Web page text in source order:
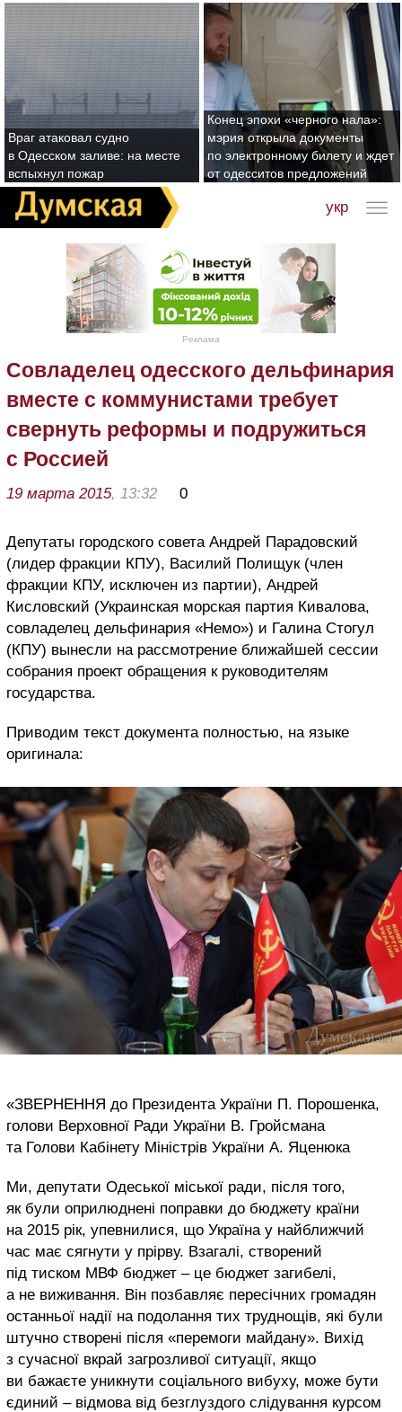
Враг атаковал судно
в Одесском заливе: на месте
вспыхнул пожар
Конец эпохи «черного нала»:
мэрия открыла документы
по электронному билету и ждет
от одесситов предложений
укр
Реклама
Совладелец одесского дельфинария
вместе с коммунистами требует
свернуть реформы и подружиться
с Россией
19 марта 2015, 13:32 0
Депутаты городского совета Андрей Парадовский
(лидер фракции КПУ), Василий Полищук (член
фракции КПУ, исключен из партии), Андрей
Кисловский (Украинская морская партия Кивалова,
совладелец дельфинария «Немо») и Галина Стогул
(КПУ) вынесли на рассмотрение ближайшей сессии
собрания проект обращения к руководителям
государства.
Приводим текст документа полностью, на языке
оригинала:
«ЗВЕРНЕННЯ до Президента України П. Порошенка,
голови Верховної Ради України В. Гройсмана
та Голови Кабінету Міністрів України А. Яценюка
Ми, депутати Одеської міської ради, після того,
як були оприлюднені поправки до бюджету країни
на 2015 рік, упевнилися, що Україна у найближчий
час має сягнути у прірву. Взагалі, створений
під тиском МВФ бюджет – це бюджет загибелі,
а не виживання. Він позбавляє пересічних громадян
останньої надії на подолання тих труднощів, які були
штучно створені після «перемоги майдану». Вихід
з сучасної вкрай загрозливої ситуації, якщо
ви бажаєте уникнути соціального вибуху, може бути
єдиний – відмова від безглуздого слідування курсом